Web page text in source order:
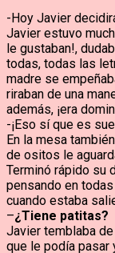
-Hoy Javier
Javier estuvo
le gustaban!,
todas, todas las
madre se
riraban de una
además, ¡era
-¡Eso sí que es
En la mesa
de ositos le
Terminó rápido su
pensando en
cuando estaba
–¿Tiene patitas?
Javier temblaba
que le podía pasar